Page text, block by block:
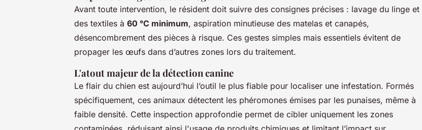
Avant toute intervention, le résident doit suivre des consignes précises : lavage du linge et
des textiles à 60 °C minimum, aspiration minutieuse des matelas et canapés,
désencombrement des pièces à risque. Ces gestes simples mais essentiels évitent de
propager les œufs dans d’autres zones lors du traitement.
L'atout majeur de la détection canine
Le flair du chien est aujourd’hui l’outil le plus fiable pour localiser une infestation. Formés
spécifiquement, ces animaux détectent les phéromones émises par les punaises, même à
faible densité. Cette inspection approfondie permet de cibler uniquement les zones